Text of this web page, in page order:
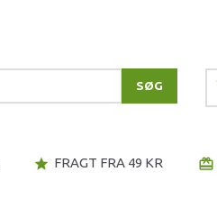
SØG
star FRAGT FRA 49 KR redeem